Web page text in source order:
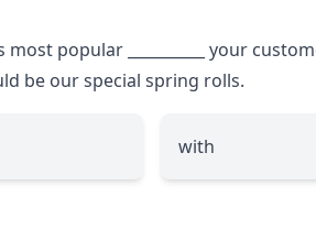
most popular
your
be our special spring rolls.
with